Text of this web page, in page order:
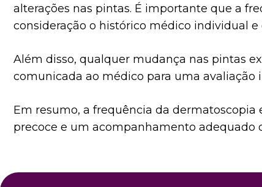
alterações nas pintas. É importante que a
consideração o histórico médico individual e
Além disso, qualquer mudança nas pintas
comunicada ao médico para uma avaliação
Em resumo, a frequência da
precoce e um acompanhamento adequado